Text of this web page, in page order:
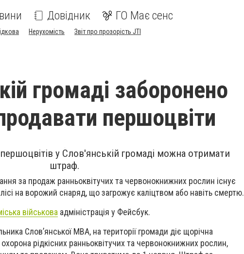
Довідник ГО Має сенс
Нерухомість Звіт про прозорість JTI
громаді заборонено
першоцвіти
у Слов'янській громаді можна отримати
штраф.
за продаж ранньоквітучих та червонокнижних рослин існує
на ворожий снаряд, що загрожує каліцтвом або навіть смертю.
військова адміністрація у Фейсбук.
Слов’янської МВА, на території громади діє щорічна
рідкісних ранньоквітучих та червонокнижних рослин,